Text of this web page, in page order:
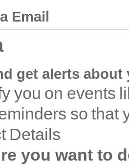
Email
get alerts
you on events
so that
Details
you want to